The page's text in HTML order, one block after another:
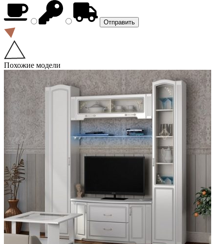
Похожие модели